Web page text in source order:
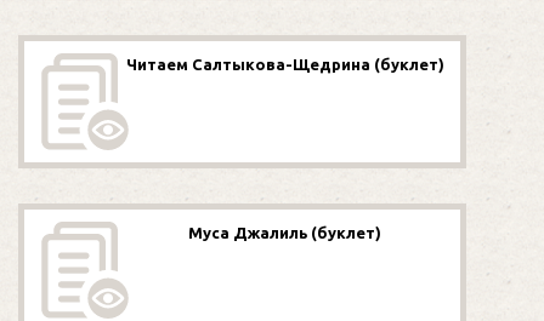
Читаем Салтыкова-Щедрина (буклет)
Муса Джалиль (буклет)